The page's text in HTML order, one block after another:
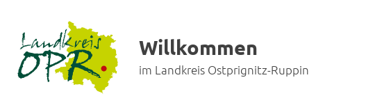
Willkommen
im Landkreis Ostprignitz-Ruppin